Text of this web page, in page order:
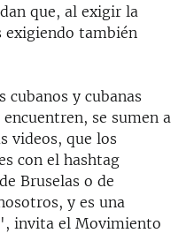
que, al exigir la
exigiendo también
cubanos y cubanas
se sumen a
videos, que los
con el hashtag
Bruselas o de
y es una
invita el Movimiento